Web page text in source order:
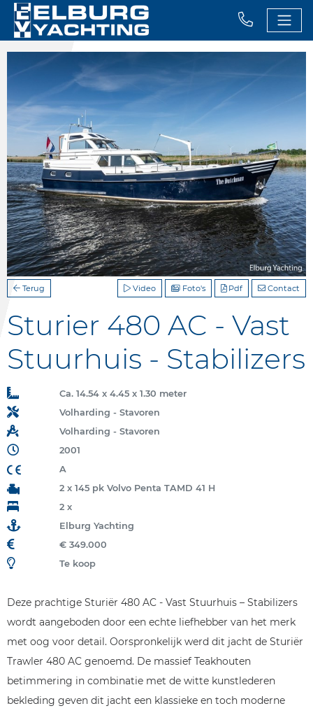
Terug Contact
Pdf
Foto's
Video
Sturier 480 AC - Vast
Stuurhuis - Stabilizers
Ca. 14.54 x 4.45 x 1.30 meter
Volharding - Stavoren
Volharding - Stavoren
2001
A
2 x 145 pk Volvo Penta TAMD 41 H
2 x
Elburg Yachting
€ 349.000
Te koop
Deze prachtige Sturiër 480 AC - Vast Stuurhuis – Stabilizers
wordt aangeboden door een echte liefhebber van het merk
met oog voor detail. Oorspronkelijk werd dit jacht de Sturiër
Trawler 480 AC genoemd. De massief Teakhouten
betimmering in combinatie met de witte kunstlederen
bekleding geven dit jacht een klassieke en toch moderne